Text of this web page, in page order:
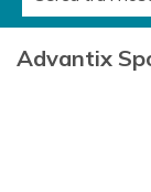
Advantix